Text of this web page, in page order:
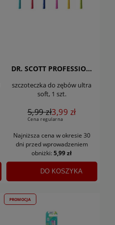
DR. SCOTT PROFESSIONAL
szczoteczka do zębów ultra
soft, 1 szt.
5,99 zł
Cena regularna
3,99 zł
Najniższa cena w okresie 30
dni przed wprowadzeniem
obniżki:5,99 zł
DO KOSZYKA
PROMOCJA